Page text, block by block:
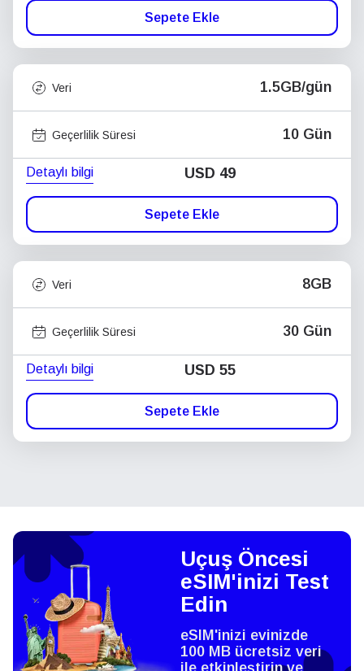
Sepete Ekle
Veri 1.5GB/gün
Geçerlilik Süresi 10 Gün
Detaylı bilgi USD 49
Sepete Ekle
Veri 8GB
Geçerlilik Süresi 30 Gün
Detaylı bilgi USD 55
Sepete Ekle
Uçuş Öncesi
eSIM'inizi Test
Edin
eSIM'inizi evinizde
100 MB ücretsiz veri
ile etkinleştirin ve